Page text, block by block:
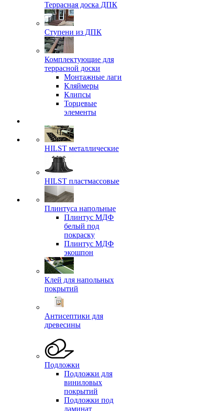
Террасная доска ДПК
Ступени из ДПК
Комплектующие для
террасной доски
Монтажные лаги
Кляймеры
Клипсы
Торцевые
элементы
HILST металлические
HILST пластмассовые
Плинтуса напольные
Плинтус МДФ
белый под
покраску
Плинтус МДФ
экошпон
Клей для напольных
покрытий
Антисептики для
древесины
Подложки
Подложки для
виниловых
покрытий
Подложки под
ламинат